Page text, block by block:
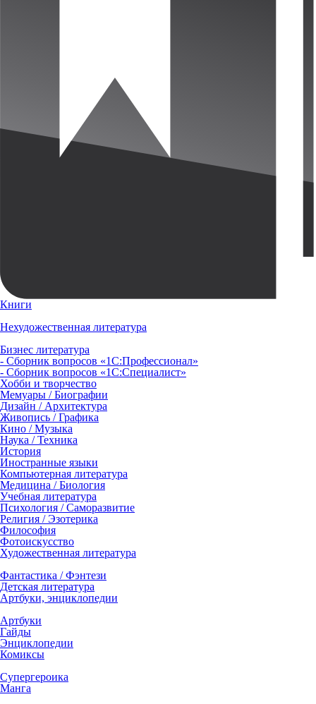
Книги
Нехудожественная литература
Бизнес литература
- Сборник вопросов «1С:Профессионал»
- Сборник вопросов «1С:Специалист»
Хобби и творчество
Мемуары / Биографии
Дизайн / Архитектура
Живопись / Графика
Кино / Музыка
Наука / Техника
История
Иностранные языки
Компьютерная литература
Медицина / Биология
Учебная литература
Психология / Саморазвитие
Религия / Эзотерика
Философия
Фотоискусство
Художественная литература
Фантастика / Фэнтези
Детская литература
Артбуки, энциклопедии
Артбуки
Гайды
Энциклопедии
Комиксы
Супергероика
Манга